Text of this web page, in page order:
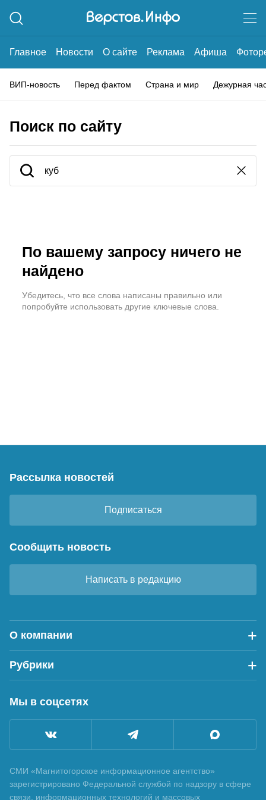
Главное Новости О сайте Реклама Афиша
ВИП-новость Перед фактом Страна и мир Дежурная
Поиск по сайту
По вашему запросу ничего не
найдено
Убедитесь, что все слова написаны правильно или
попробуйте использовать другие ключевые слова.
Рассылка новостей
Подписаться
Сообщить новость
Написать в редакцию
О компании
Рубрики
Мы в соцсетях
СМИ «Магнитогорское информационное агентство»
зарегистрировано Федеральной службой по надзору в сфере
связи, информационных технологий и массовых